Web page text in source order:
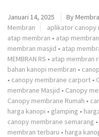
Januari 14, 2025 By
Membran
aplikator canopy
atap membran • atap
membran masjid • atap
MEMBRAN RS • atap membran
bahan kanopi membran •
• canopy membrane carport •
membrane Masjid • Canopy
Canopy membrane Rumah •
harga kanopi • glamping •
canopy membrane semarang •
membran terbaru • harga